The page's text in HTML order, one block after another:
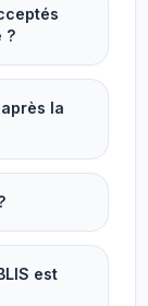
?
la
est